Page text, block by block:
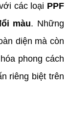
các loại PPF
màu. Những
diện mà còn
phong cách
riêng biệt trên